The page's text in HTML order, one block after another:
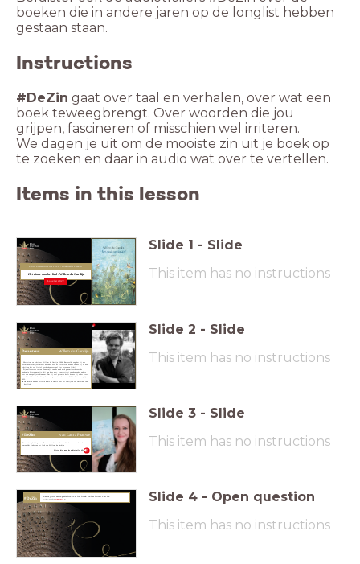
boeken die in andere jaren op de longlist hebben
gestaan staan.
Instructions
#DeZin gaat over taal en verhalen, over wat een
boek teweegbrengt. Over woorden die jou
We dagen je uit om de mooiste zin uit je boek op
te zoeken en daar in audio wat over te vertellen.
Items in this lesson
Libris Literatuur Prijs 2022 - Boektrailer #DeZin
Het einde van het lied - Willem du Gardijn
Longlist 2022
Slide 1 - Slide
This item has no instructions
De auteur Willem du Gardijn
• Historicus en schrijver Willem du Gardijn (1964, Barneveld) zag dat hij als
geschiedenisschrijver moest nadenken over de historische kennis en hoe hij zó kon
schrijven dat een fictief geschiedenisverhaal niet verzonnen lijkt!
• Zijn allereerste romanMonografie van de mond werd genomineerd voor de
Academia Literatuurprijs, hij won deze niet, maar critici spraken onder andere
over een ongepolijste diamant. Dat hij veel potentie heeft bewees hij onder meer
metHet einde van het lied
, dat werd genomineerd voor de Libris Literatuurprijs
2022.
Du Gardijn woonde zelfs in Rome en Napels voor het schrijven vanHet einde van
het lied.
Slide 2 - Slide
This item has no instructions
#DeZin
Docent in opleiding Laura Paauwe vertelt over de zin die hem aansprak in de
romanHet einde van het lied van Willem du Gardijn
Luister hier naar de audiotrailer #DeZin.
van Laura Paauwe
Slide 3 - Slide
This item has no instructions
#DeZin Wat is jouw eerste gedachte over het boek na het horen van de
audiotrailer #DeZin? Slide 4 - Open question
This item has no instructions